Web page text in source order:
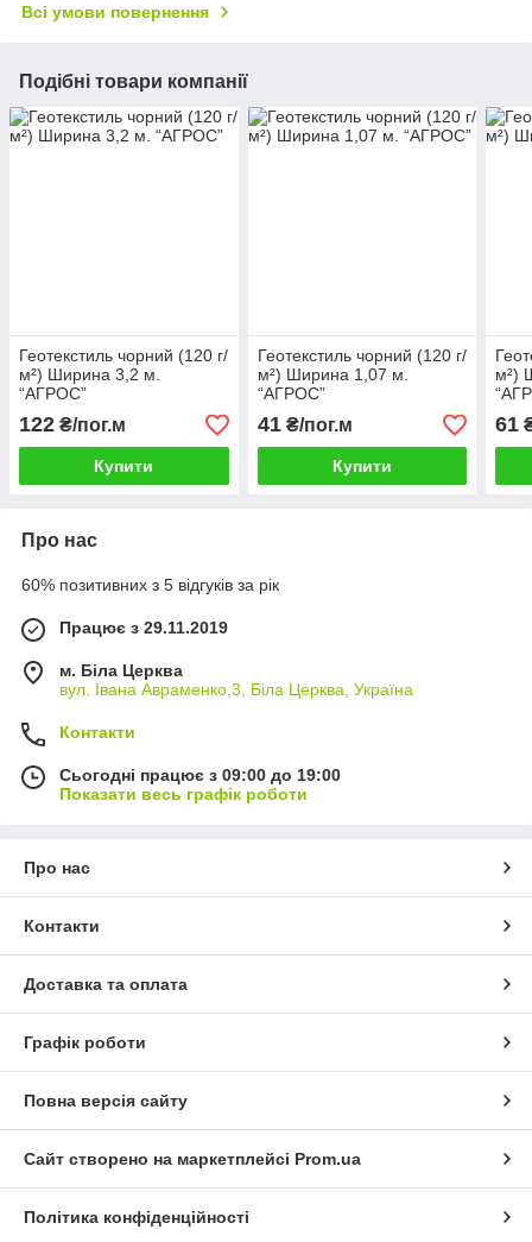
Всі умови повернення
Подібні товари компанії
Геотекстиль чорний (120 г/
м²) Ширина 3,2 м.
“AГРОС”
122 ₴/пог.м
Купити
Геотекстиль чорний (120 г/
м²) Ширина 1,07 м.
“AГРОС”
41₴/пог.м
Купити
м²)
61
Про нас
60% позитивних з 5 відгуків за рік
Працює з 29.11.2019
м. Біла Церква
вул. Івана Авраменко,3, Біла Церква, Україна
Контакти
Сьогодні працює з 09:00 до 19:00
Показати весь графік роботи
Про нас
Контакти
Доставка та оплата
Графік роботи
Повна версія сайту
Сайт створено на маркетплейсі Prom.ua
Політика конфіденційності